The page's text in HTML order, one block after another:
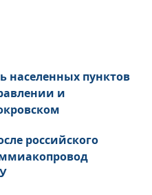
населенных пунктов
и
российского